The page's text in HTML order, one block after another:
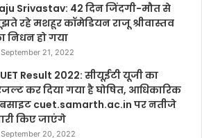
Srivastav: 42 दिन जिंदगी-मौत से
रहे मशहूर कॉमेडियन राजू श्रीवास्तव
निधन हो गया
September 21, 2022
Result 2022: सीयूईटी यूजी का
कर दिया गया है घोषित, आधिकारिक
cuet.samarth.ac.in पर नतीजे
किए जाएंगे
September 20, 2022